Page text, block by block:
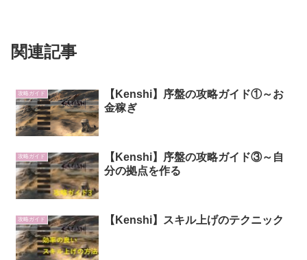
関連記事
攻略ガイド
【Kenshi】序盤の攻略ガイド①～お
金稼ぎ
攻略ガイド
【Kenshi】序盤の攻略ガイド③～自
分の拠点を作る
攻略ガイド 【Kenshi】スキル上げのテクニック